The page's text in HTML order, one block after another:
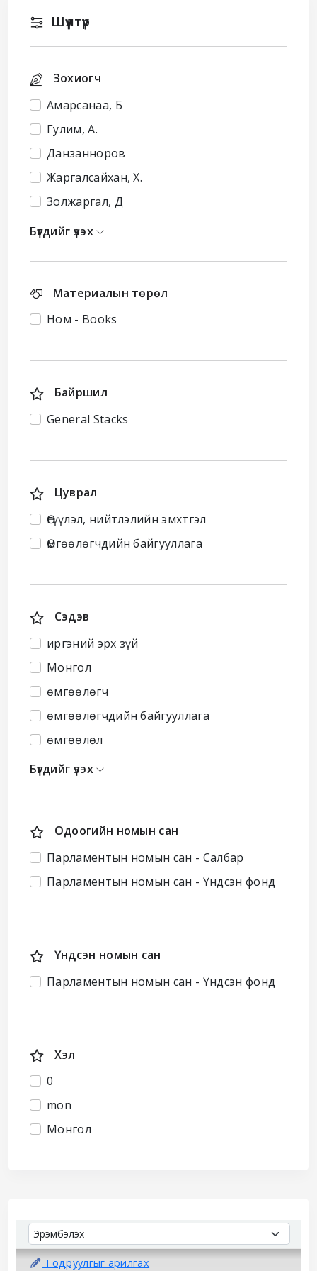
Шүүлтүүр
Зохиогч
Амарсанаа, Б
Гулим, А.
Данзанноров
Жаргалсайхан, Х.
Золжаргал, Д
Бүгдийг үзэх
Материалын төрөл
Ном - Books
Байршил
General Stacks
Цуврал
Өгүүлэл, нийтлэлийн эмхтгэл
Өмгөөлөгчдийн байгууллага
Сэдэв
иргэний эрх зүй
Монгол
өмгөөлөгч
өмгөөлөгчдийн байгууллага
өмгөөлөл
Бүгдийг үзэх
Одоогийн номын сан
Парламентын номын сан - Салбар
Парламентын номын сан - Үндсэн фонд
Үндсэн номын сан
Парламентын номын сан - Үндсэн фонд
Хэл
0
mon
Монгол
SortSort by:
Тодруулгыг арилгах